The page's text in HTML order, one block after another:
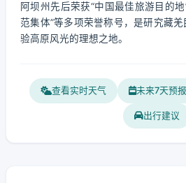
阿坝州先后荣获“中国最佳旅游目的
范集体”等多项荣誉称号，是研究藏
验高原风光的理想之地。
查看实时天气 未来7天预报
出行建议